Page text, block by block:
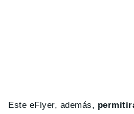
Este eFlyer, además,